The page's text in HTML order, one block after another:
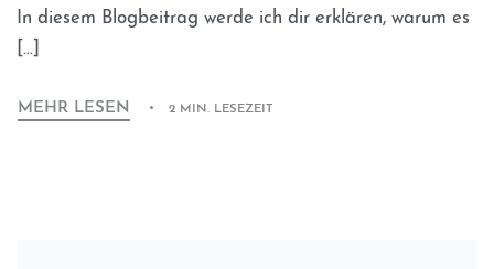
In diesem Blogbeitrag werde ich dir erklären, warum es
[…]
MEHR LESEN 2 MIN. LESEZEIT